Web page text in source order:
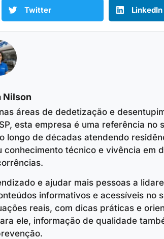
Twitter LinkedIn
Nilson
áreas de dedetização e
esta empresa é uma referência no
longo de décadas atendendo
conhecimento técnico e vivência em
e ajudar mais pessoas a
informativos e acessíveis no
reais, com dicas práticas e
ele, informação de qualidade